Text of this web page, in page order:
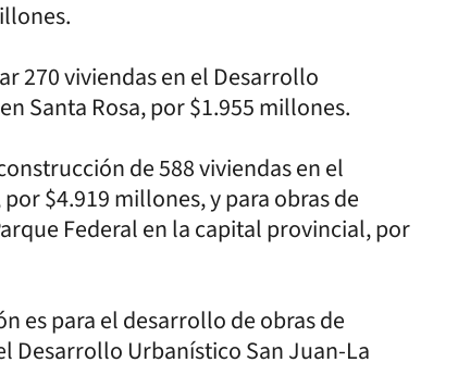
270 viviendas en el Desarrollo
Santa Rosa, por $1.955 millones.
de 588 viviendas en el
$4.919 millones, y para obras de
Federal en la capital provincial, por
es para el desarrollo de obras de
Desarrollo Urbanístico San Juan-La